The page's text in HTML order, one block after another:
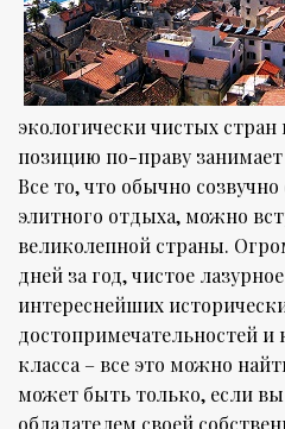
экологически чистых
позицию по-праву занимает
Все то, что обычно
элитного отдыха, можно
великолепной страны.
дней за год, чистое
интереснейших
достопримечательностей
класса – все это можно
может быть только, если
обладателем своей